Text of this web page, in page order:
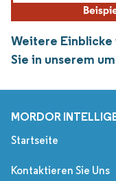
Weitere Einblicke
Sie in unserem
MORDOR
Startseite
Kontaktieren Sie Uns